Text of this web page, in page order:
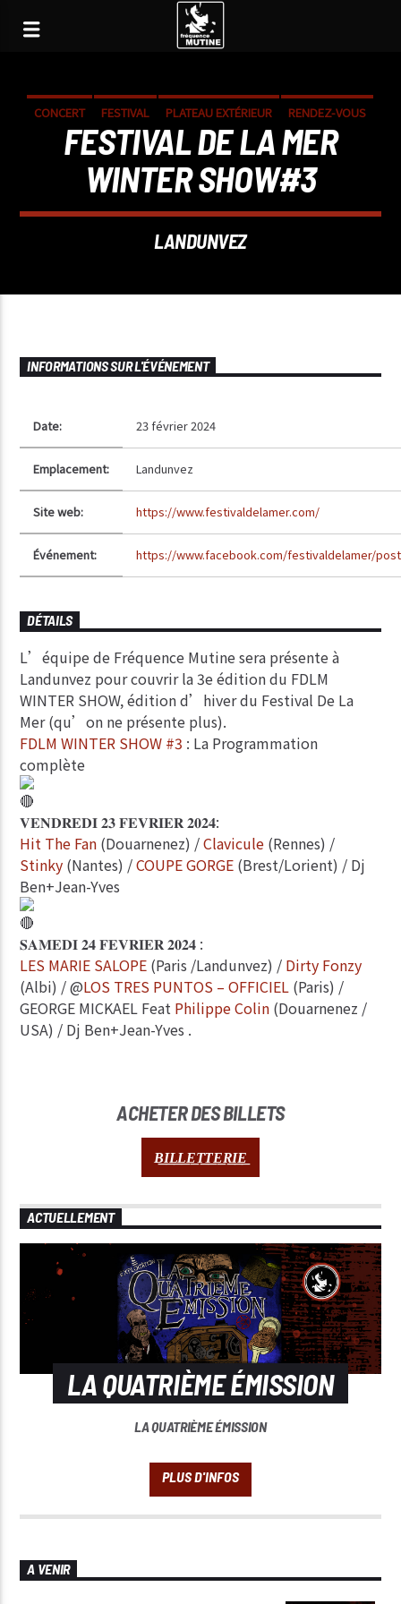
CONCERT FESTIVAL PLATEAU EXTÉRIEUR
RENDEZ-VOUS
SOIRÉE
FESTIVAL DE LA MER
WINTER SHOW#3
LANDUNVEZ
INFORMATIONS SUR L'ÉVÉNEMENT
Date: 23 février 2024
Emplacement: Landunvez
Site web: https://www.festivaldelamer.com/
Événement: https://www.facebook.com/festivaldelamer/
DÉTAILS
L’équipe de Fréquence Mutine sera présente à
Landunvez pour couvrir la 3e édition du FDLM
WINTER SHOW, édition d’hiver du Festival De La
Mer (qu’on ne présente plus).
FDLM WINTER SHOW #3 : La Programmation
complète
𝐕𝐄𝐍𝐃𝐑𝐄𝐃𝐈 𝟐𝟑 𝐅𝐄𝐕𝐑𝐈𝐄𝐑 𝟐𝟎𝟐𝟒:
Hit The Fan (Douarnenez) /Clavicule (Rennes) /
Stinky (Nantes) /COUPE GORGE (Brest/Lorient) / Dj
Ben+Jean-Yves
𝐒𝐀𝐌𝐄𝐃𝐈 𝟐𝟒 𝐅𝐄𝐕𝐑𝐈𝐄𝐑 𝟐𝟎𝟐𝟒 :
LES MARIE SALOPE (Paris /Landunvez) / Dirty Fonzy
(Albi) / @LOS TRES PUNTOS – OFFICIEL (Paris) /
GEORGE MICKAEL Feat Philippe Colin (Douarnenez /
USA) / Dj Ben+Jean-Yves .
ACHETER DES BILLETS
B͟I͟L͟L͟E͟T͟T͟E͟R͟I͟E͟
ACTUELLEMENT
LA QUATRIÈME ÉMISSION
LA QUATRIÈME ÉMISSION
A VENIR